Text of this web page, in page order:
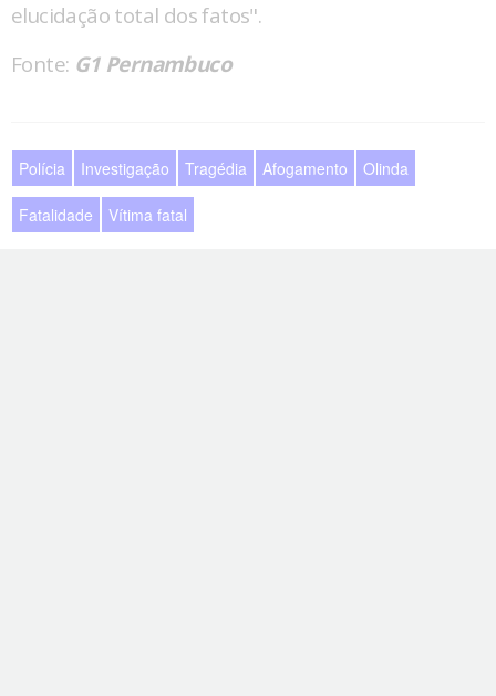
elucidação total dos fatos".
Fonte: G1 Pernambuco
Polícia Investigação Tragédia Afogamento Olinda
Fatalidade Vítima fatal